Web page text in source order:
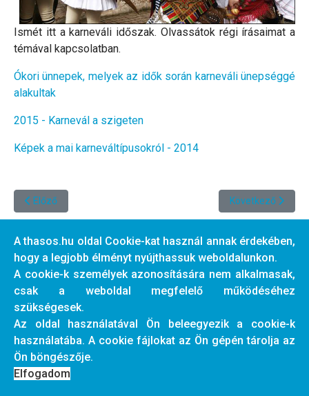
Ismét itt a karneváli időszak. Olvassátok régi írásaimat a
témával kapcsolatban.
Ókori ünnepek, melyek az idők során karneváli ünepséggé
alakultak
2015 - Karnevál a szigeten
Képek a mai karneváltípusokról - 2014
Előző cikk: Görög tavaszváró köszöntő
Előző Következő cikk:
Következő
© 2026 thasos.hu. Designed ByJoomShaper
+30 697 8131417 agnes@thasos.hu
A thasos.hu oldal Cookie-kat használ annak érdekében,
hogy a legjobb élményt nyújthassuk weboldalunkon.
A cookie-k személyek azonosítására nem alkalmasak,
csak a weboldal megfelelő működéséhez
szükségesek.
Az oldal használatával Ön beleegyezik a cookie-k
használatába. A cookie fájlokat az Ön gépén tárolja az
Ön böngészője.
Elfogadom